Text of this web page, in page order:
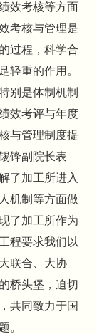
效考核等方面
考核与管理是
过程，科学合
轻重的作用。
别是体制机制
效考评与年度
与管理制度提
锋副院长表
了加工所进入
机制等方面做
了加工所作为
程要求我们以
联合、大协
桥头堡，迫切
共同致力于国
。